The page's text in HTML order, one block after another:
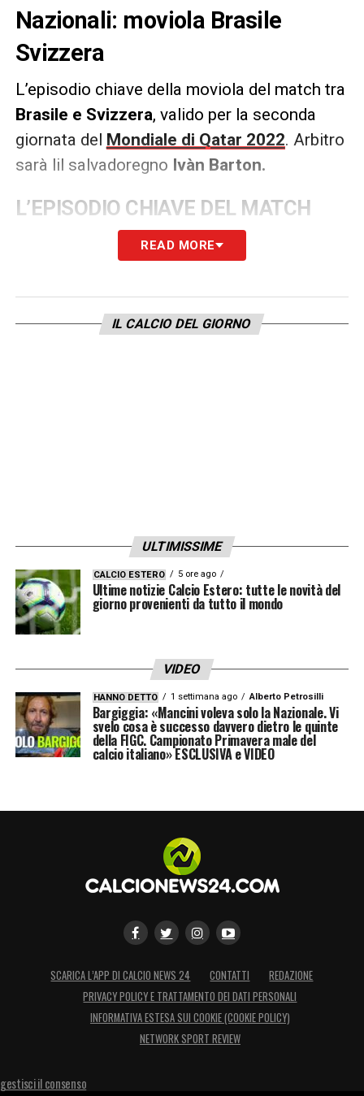
Nazionali: moviola Brasile
Svizzera
L’episodio chiave della moviola del match tra
Brasile e Svizzera, valido per la seconda
giornata del Mondiale di Qatar 2022. Arbitro
sarà lil salvadoregno Ivàn Barton.
L’EPISODIO CHIAVE DEL MATCH
Vinicius segna la rete del momentaneo
un fuorigioco precedente di Richarlison. Il
direttore di gara annulla quindi la rete per
READ MORE
IL CALCIO DEL GIORNO
ULTIMISSIME
CALCIO ESTERO 5 ore ago
Ultime notizie Calcio Estero: tutte le novità del
giorno provenienti da tutto il mondo
VIDEO
HANNO DETTO 1 settimana ago Alberto Petrosilli
Bargiggia: «Mancini voleva solo la Nazionale. Vi
svelo cosa è successo davvero dietro le quinte
della FIGC. Campionato Primavera male del
calcio italiano» ESCLUSIVA e VIDEO
SCARICA L’APP DI CALCIO NEWS 24 CONTATTI
REDAZIONE
PRIVACY POLICY E TRATTAMENTO DEI DATI PERSONALI
INFORMATIVA ESTESA SUI COOKIE (COOKIE POLICY)
NETWORK SPORT REVIEW
gestisci il consenso